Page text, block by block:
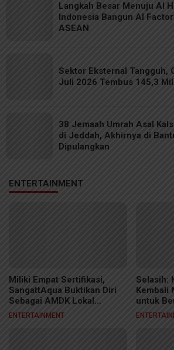
Langkah Besar Menuju AI
Indonesia Bangun AI
ASEAN
Sektor Eksternal Tangguh,
Juli 2026 Tembus 145,3
38 Jemaah Umrah Asal
di Jeddah, Akhirnya di
Dipulangkan
ENTERTAINMENT
Miliki Empat Sertifikasi,
SangattAqua Buktikan Diri
Sebagai AMDK Lokal
Berkelas
ENTERTAINMENT
Selasih:
Kembali
untuk